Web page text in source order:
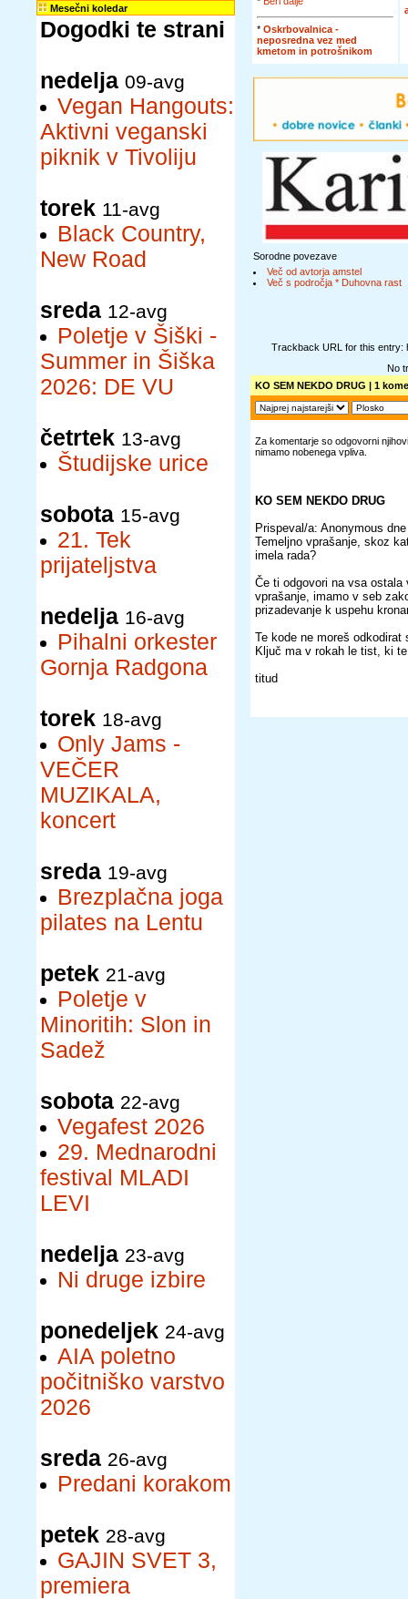
Mesečni koledar
Dogodki te strani
nedelja 09-avg
Vegan Hangouts:
Aktivni veganski
piknik v Tivoliju
torek 11-avg
Black Country,
New Road
sreda 12-avg
Poletje v Šiški -
Summer in Šiška
2026: DE VU
četrtek 13-avg
Študijske urice
sobota 15-avg
21. Tek
prijateljstva
nedelja 16-avg
Pihalni orkester
Gornja Radgona
torek 18-avg
Only Jams -
VEČER
MUZIKALA,
koncert
sreda 19-avg
Brezplačna joga
pilates na Lentu
petek 21-avg
Poletje v
Minoritih: Slon in
Sadež
sobota 22-avg
Vegafest 2026
29. Mednarodni
festival MLADI
LEVI
nedelja 23-avg
Ni druge izbire
ponedeljek 24-avg
AIA poletno
počitniško varstvo
2026
sreda 26-avg
Predani korakom
petek 28-avg
GAJIN SVET 3,
premiera
* Oskrbovalnica -
neposredna vez med
kmetom in potrošnikom
Sorodne povezave
Več od avtorja amstel
Več s področja * Duhovna rast
Trackback URL for this entry:
No
KO SEM NEKDO DRUG | 1
Za komentarje so odgovorni
nimamo nobenega vpliva.
KO SEM NEKDO DRUG
Prispeval/a: Anonymous
Temeljno vprašanje, skoz
imela rada?
Če ti odgovori na vsa ostala
vprašanje, imamo v seb
prizadevanje k uspehu
Te kode ne moreš odkodirat
Ključ ma v rokah le tist, ki
titud